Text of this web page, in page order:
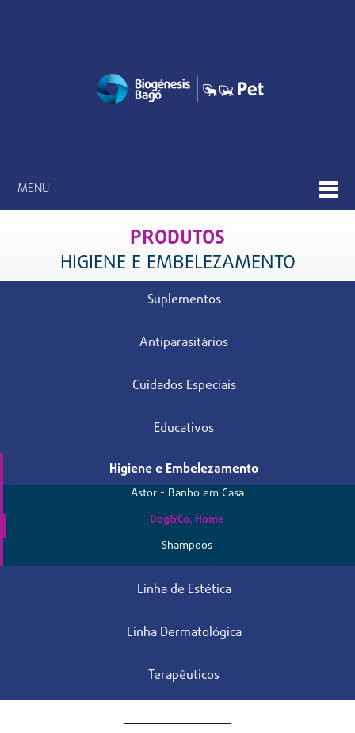
MENU
PRODUTOS
HIGIENE E EMBELEZAMENTO
Suplementos
Antiparasitários
Cuidados Especiais
Educativos
Higiene e Embelezamento
Astor - Banho em Casa
Dog&Co. Home
Shampoos
Linha de Estética
Linha Dermatológica
Terapêuticos